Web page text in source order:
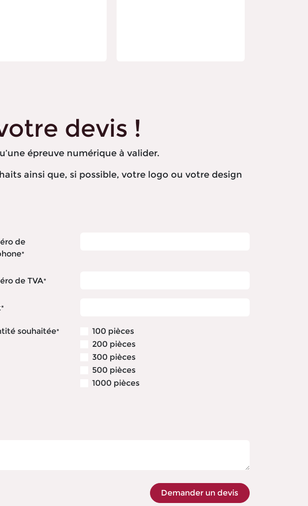
devis !
épreuve numérique à valider.
ainsi que, si possible, votre logo ou votre design
de
*
de TVA*
*
souhaitée*
100 pièces
200 pièces
300 pièces
500 pièces
1000 pièces
Demander un devis